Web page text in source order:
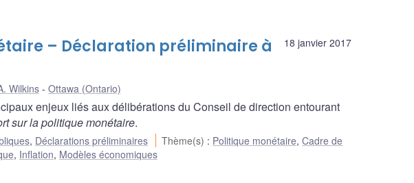
18 janvier 2017
– Déclaration préliminaire à
Wilkins Ottawa (Ontario)
enjeux liés aux délibérations du Conseil de direction entourant
sur la politique monétaire.
, Déclarations préliminaires Thème(s) : Politique monétaire,Cadre de
, Inflation, Modèles économiques